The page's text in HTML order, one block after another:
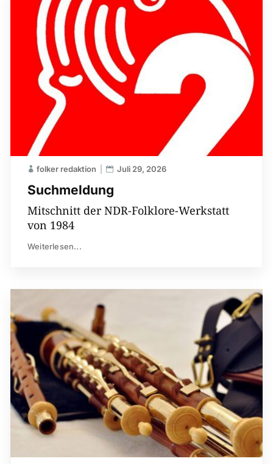
Suchmeldung
folker redaktion Juli 29, 2026
Mitschnitt der NDR-Folklore-Werkstatt
von 1984
Weiterlesen...